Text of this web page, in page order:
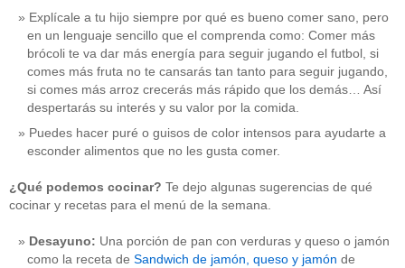
Explícale a tu hijo siempre por qué es bueno comer sano, pero
en un lenguaje sencillo que el comprenda como: Comer más
brócoli te va dar más energía para seguir jugando el futbol, si
comes más fruta no te cansarás tan tanto para seguir jugando,
si comes más arroz crecerás más rápido que los demás… Así
despertarás su interés y su valor por la comida.
Puedes hacer puré o guisos de color intensos para ayudarte a
esconder alimentos que no les gusta comer.
¿Qué podemos cocinar? Te dejo algunas sugerencias de qué
cocinar y recetas para el menú de la semana.
Desayuno: Una porción de pan con verduras y queso o jamón
como la receta de Sandwich de jamón, queso y jamón de